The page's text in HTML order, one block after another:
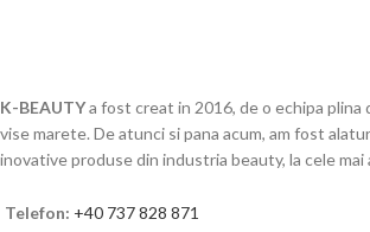
K-BEAUTYa fost creat in 2016, de o echipa plina
vise marete. De atunci si pana acum, am fost
inovative produse din industria beauty, la cele
Telefon: +40 737 828 871